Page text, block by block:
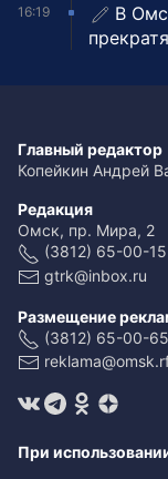
16:19
В
Главный редактор
Копейкин Андрей
Редакция
Омск, пр. Мира, 2
(3812) 65-00-15
gtrk@inbox.ru
Размещение
(3812) 65-00-65
При